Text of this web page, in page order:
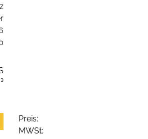
Preis:
MWSt: